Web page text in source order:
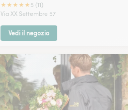
★★★★★ 5 (11)
Via XX Settembre 57
Vedi il negozio